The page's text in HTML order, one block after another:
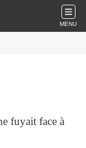
MENU
fuyait face à